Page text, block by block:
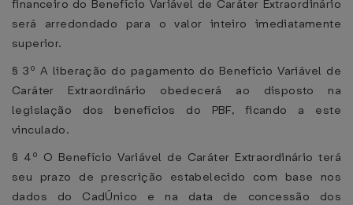
financeiro do Benefício Variável de Caráter Extraordinário
será arredondado para o valor inteiro imediatamente
superior.
§ 3º A liberação do pagamento do Benefício Variável de
Caráter Extraordinário obedecerá ao disposto na
legislação dos benefícios do PBF, ficando a este
vinculado.
§ 4º O Benefício Variável de Caráter Extraordinário terá
seu prazo de prescrição estabelecido com base nos
dados do CadÚnico e na data de concessão dos